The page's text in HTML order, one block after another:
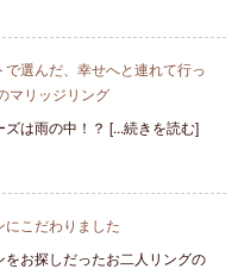
で選んだ、幸せへと連れて行っ
マリッジリング
は雨の中！？ [...続きを読む]
にこだわりました
をお探しだったお二人リングの